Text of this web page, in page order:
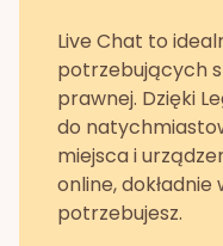
Live Chat to
potrzebujących
prawnej. Dzięki
do
miejsca i
online,
potrzebujesz.